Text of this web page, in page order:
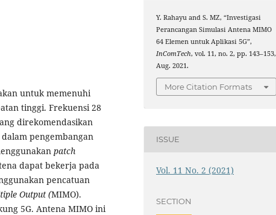
untuk memenuhi
tinggi. Frekuensi 28
direkomendasikan
dalam pengembangan
patch
dapat bekerja pada
pencatuan
Output (MIMO).
5G. Antena MIMO ini
Y. Rahayu and S. MZ, “Investigasi
Perancangan Simulasi Antena MIMO
64 Elemen untuk Aplikasi 5G”,
InComTech, vol. 11, no. 2, pp. 143–153,
Aug. 2021.
More Citation Formats
ISSUE
Vol. 11 No. 2 (2021)
SECTION